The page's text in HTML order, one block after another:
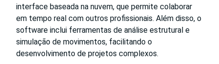
interface baseada na nuvem, que permite colaborar
em tempo real com outros profissionais. Além disso, o
software inclui ferramentas de análise estrutural e
simulação de movimentos, facilitando o
desenvolvimento de projetos complexos.